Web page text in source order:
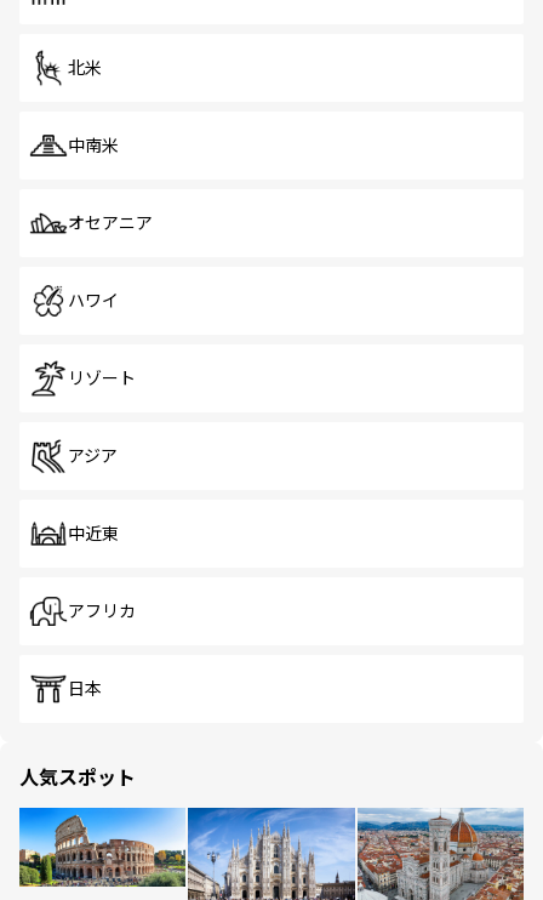
北米
中南米
オセアニア
ハワイ
リゾート
アジア
中近東
アフリカ
日本
人気スポット